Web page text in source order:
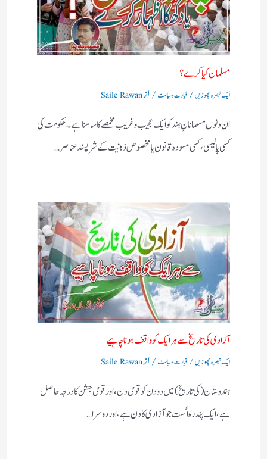
مسلمان کیا کرے؟
ایک تبصرہ چھوڑیں/ قیادت وسیاست/ ازSaile Rawan
ان دنوں مسلمانانِ ہند کو ایک عجیب وغریب مخمصے کا سامنا ہے۔ حکومت کی
کسی پالیسی، کسی مسودہ قانون یا مخصوص ذہنیت کے شرپسند عناصر…
آزادی کی تاریخ سے ہر ایک کو واقف ہونا چاہیے
ایک تبصرہ چھوڑیں/ قیادت وسیاست/ ازSaile Rawan
ہندوستان (کی تاریخ) میں دو دن کو قومی دن، اور قومی جشن کا درجہ حاصل
ہے،ایک پندرہ اگست جو آزادی کا دن ہے، اور دوسرا…